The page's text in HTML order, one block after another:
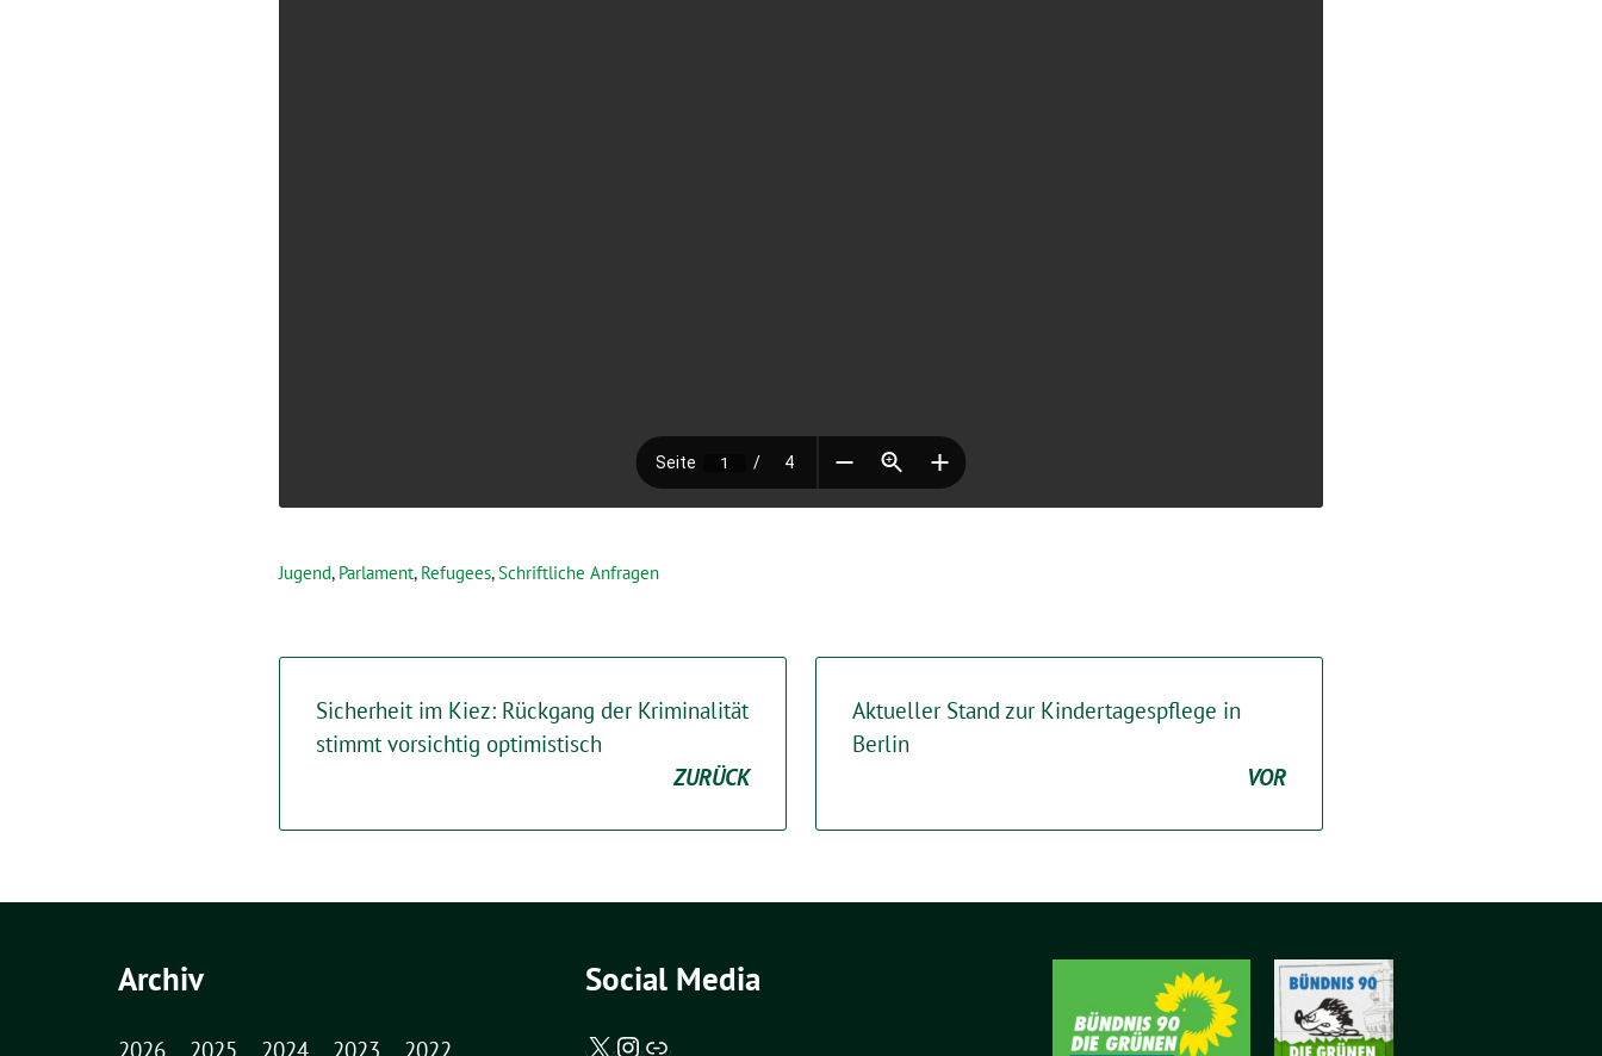
Jugend, Parlament, Refugees,Schriftliche Anfragen
Sicherheit im Kiez: Rückgang der Kriminalität
stimmt vorsichtig optimistisch
ZURÜCK
Aktueller Stand zur Kindertagespflege in
Berlin
VOR
Archiv
2026 2025 2024 2023 2022
Social Media
X / Twitter
Instagram
Abgeordnetenwatch